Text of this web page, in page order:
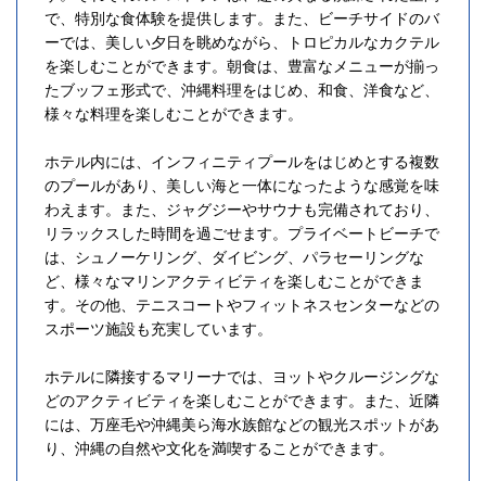
で、特別な食体験を提供します。また、ビーチサイドのバ
ーでは、美しい夕日を眺めながら、トロピカルなカクテル
を楽しむことができます。朝食は、豊富なメニューが揃っ
たブッフェ形式で、沖縄料理をはじめ、和食、洋食など、
様々な料理を楽しむことができます。
ホテル内には、インフィニティプールをはじめとする複数
のプールがあり、美しい海と一体になったような感覚を味
わえます。また、ジャグジーやサウナも完備されており、
リラックスした時間を過ごせます。プライベートビーチで
は、シュノーケリング、ダイビング、パラセーリングな
ど、様々なマリンアクティビティを楽しむことができま
す。その他、テニスコートやフィットネスセンターなどの
スポーツ施設も充実しています。
ホテルに隣接するマリーナでは、ヨットやクルージングな
どのアクティビティを楽しむことができます。また、近隣
には、万座毛や沖縄美ら海水族館などの観光スポットがあ
り、沖縄の自然や文化を満喫することができます。